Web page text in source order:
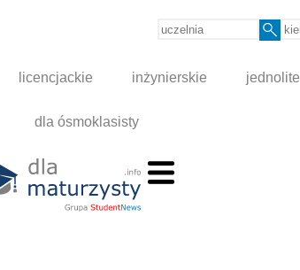
licencjackie inżynierskie jednolite
dla ósmoklasisty